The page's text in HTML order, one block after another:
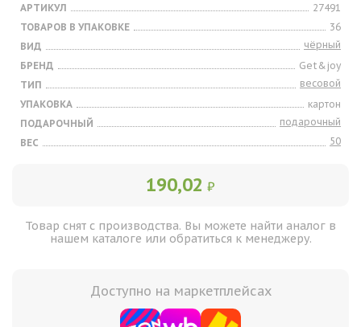
АРТИКУЛ
27491
ТОВАРОВ В УПАКОВКЕ
36
ВИД
чёрный
БРЕНД
Get&joy
ТИП
весовой
УПАКОВКА
картон
ПОДАРОЧНЫЙ
подарочный
ВЕС
50
190,02 ₽
Товар снят с производства. Вы можете найти аналог в
нашем каталоге или обратиться к менеджеру.
Доступно на маркетплейсах